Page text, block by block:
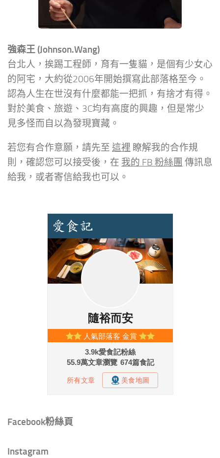
強森王 (Johnson.Wang)
台北人，挨踢工程師，育有一隻貓，是個有少女心
的阿宅，大約從2006年開始撰寫此部落格至今。
認為人生在世沒有什麼都能一把抓，有捨才有得。
對於美食、旅遊、3C均有高度的興趣，但是常少
見多怪而自以為發現寶藏。
若您有合作意願，請先至 這裡 瞭解我的合作規
則，確認您可以接受後，在 我的 FB 粉絲團 傳訊息
給我，或者寄信給我也可以。
Facebook粉絲頁
Instagram